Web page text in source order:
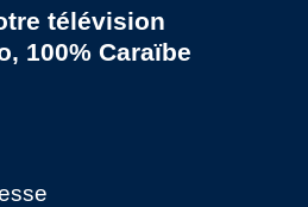
télévision
100% Caraïbe